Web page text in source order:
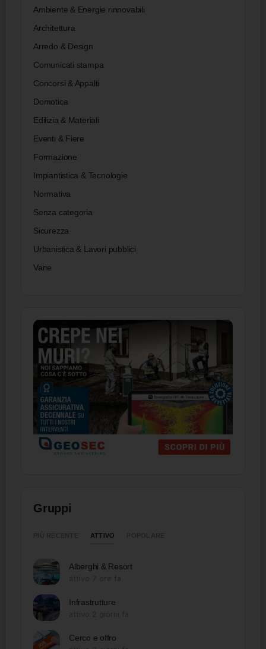
Ambiente & Energie rinnovabili
Architettura
Arredo & Design
Comunicati stampa
Concorsi & Appalti
Domotica
Edilizia & Materiali
Eventi & Fiere
Formazione
Impiantistica & Tecnologie
Normativa
Senza categoria
Sicurezza
Urbanistica & Lavori pubblici
Varie
Gruppi
ATTIVO
Alberghi & Resort
Infrastrutture
Cerco e offro